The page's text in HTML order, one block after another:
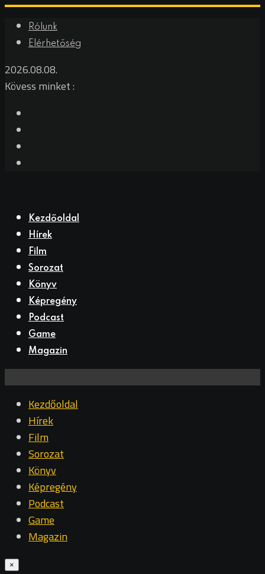
Skip
Rólunk
Elérhetőség
2026.08.08.
Kövess minket :
Kezdőoldal
Hírek
Film
Sorozat
Könyv
Képregény
Podcast
Game
Magazin
Kezdőoldal
Hírek
Film
Sorozat
Könyv
Képregény
Podcast
Game
Magazin
×